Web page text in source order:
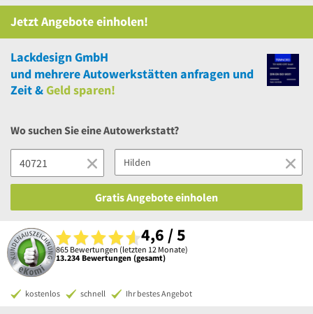
Jetzt Angebote einholen!
Lackdesign GmbH
und mehrereAutowerkstätten anfragen und
Zeit &Geld sparen!
Wo suchen Sie eine Autowerkstatt?
Gratis Angebote einholen
4,6 / 5
865 Bewertungen (letzten 12 Monate)
13.234 Bewertungen (gesamt)
kostenlos schnell Ihr bestes Angebot